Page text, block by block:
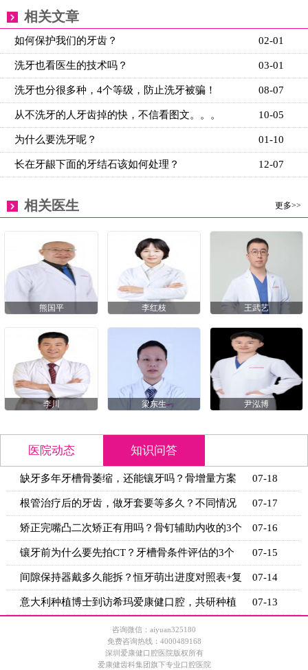
相关文章
02-01
如何保护我们的牙齿？
03-01
洗牙也看医生的技术吗？
08-07
洗牙也分很多种，4个等级，防止洗牙被骗！
10-05
从不洗牙的人牙齿掉的快，不信看图文。。。
01-10
为什么要洗牙呢？
12-07
长在牙龈下面的牙结石该如何处理？
更多>>
相关医生
熊国平 李红枝 王武艺
李川 梁东生 尹泓博
医院动态 知识问答
缺牙多年牙槽骨萎缩，还能镶牙吗？骨增量方案
+适用条
07-18
根管治疗后的牙齿，做牙套要等多久？不同情况
的等待时
07-17
矫正完嘴凸二次矫正有用吗？骨钉辅助内收的3个
关键条
07-16
镶牙前为什么要先拍CT？牙槽骨条件评估的3个
关键指标
07-15
间隙保持器戴多久能拆？恒牙萌出进度对照表+复
诊时间
07-14
意大利种植博士到访希玛爱康健口腔，共研种植 07-13
咨询微信：aiyuan325180
免费咨询热线：4000489168
深圳爱康健口腔医院版权所有
爱康健齿科集团旗下专业口腔医院